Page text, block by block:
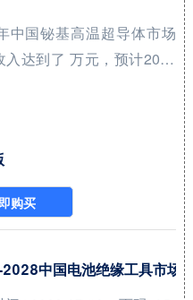
，广泛应用于民用和军用
航空喷气燃料是一种专门
式飞机设计的燃料，...
中国铋基高温超导体市场
入达到了 万元，预计2028
增长率(CAGR)为 %。中
核心厂商包括Bruker、
Electric Industries、
Ltd.和American
等，按收入计，
的市场份额。 从产品产品
购买
中国电池绝缘工具市场